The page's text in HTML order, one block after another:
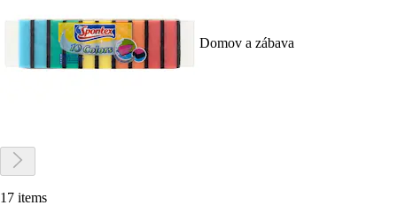
Domov a zábava
17 items